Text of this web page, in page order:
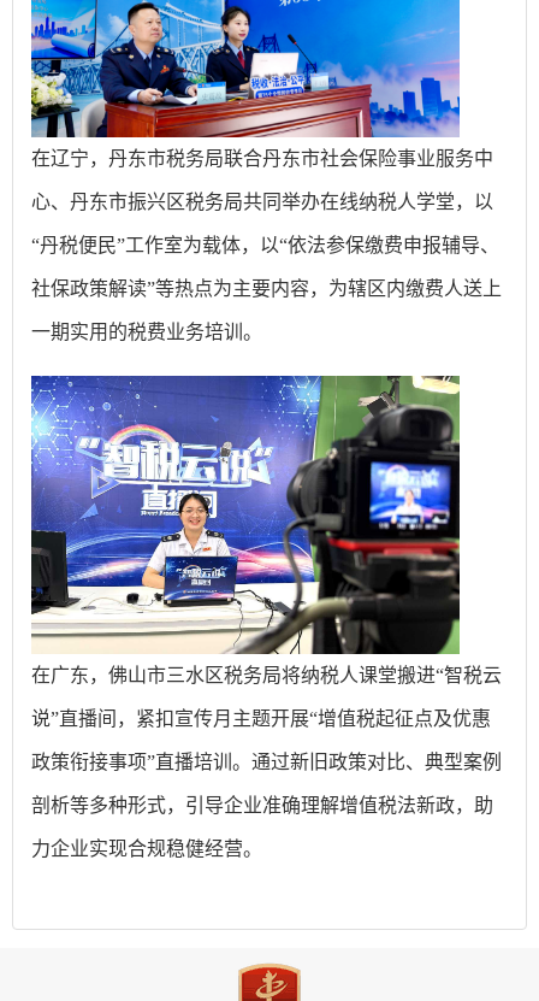
在辽宁，丹东市税务局联合丹东市社会保险事业服务中
心、丹东市振兴区税务局共同举办在线纳税人学堂，以
“丹税便民”工作室为载体，以“依法参保缴费申报辅导、
社保政策解读”等热点为主要内容，为辖区内缴费人送上
一期实用的税费业务培训。
在广东，佛山市三水区税务局将纳税人课堂搬进“智税云
说”直播间，紧扣宣传月主题开展“增值税起征点及优惠
政策衔接事项”直播培训。通过新旧政策对比、典型案例
剖析等多种形式，引导企业准确理解增值税法新政，助
力企业实现合规稳健经营。